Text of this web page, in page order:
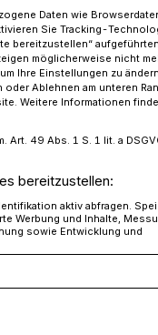
Daten wie
Sie Tracking-
bereitzustellen“ aufgeführten
möglicherweise nicht
Ihre Einstellungen zu
Ablehnen am unteren
Weitere Informationen
49 Abs. 1 S. 1 lit. a
bereitzustellen:
aktiv abfragen.
Werbung und Inhalte,
sowie Entwicklung und